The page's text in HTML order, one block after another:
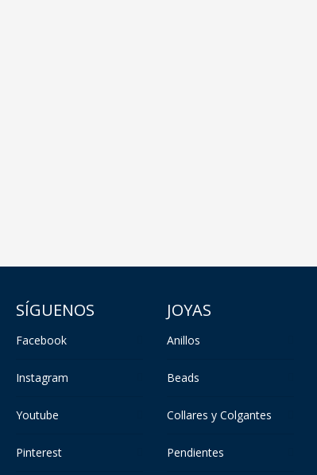
SÍGUENOS
Facebook
Instagram
Youtube
Pinterest
JOYAS
Anillos
Beads
Collares y Colgantes
Pendientes